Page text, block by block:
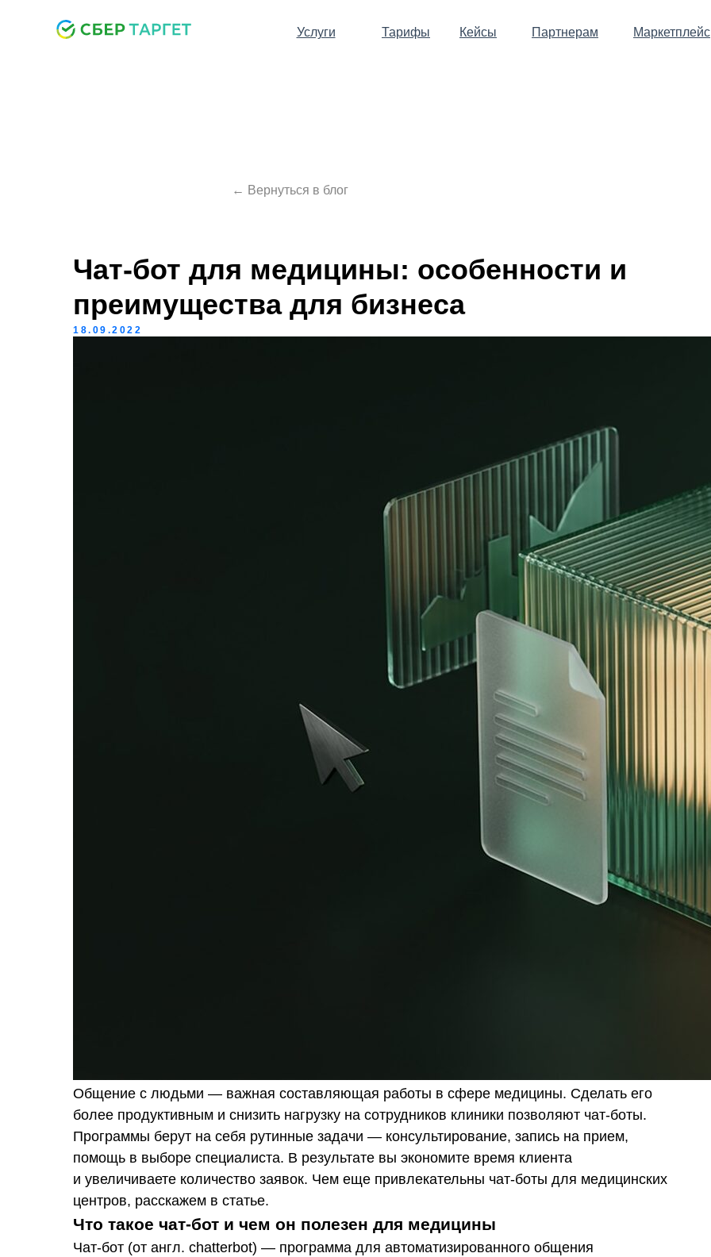
Тарифы Кейсы Партнерам Маркетплейс
Услуги
← Вернуться в блог
Чат-бот для медицины: особенности и
преимущества для бизнеса
18.09.2022
Общение с людьми — важная составляющая работы в сфере медицины. Сделать его
более продуктивным и снизить нагрузку на сотрудников клиники позволяют чат-боты.
Программы берут на себя рутинные задачи — консультирование, запись на прием,
помощь в выборе специалиста. В результате вы экономите время клиента
и увеличиваете количество заявок. Чем еще привлекательны чат-боты для медицинских
центров, расскажем в статье.
Что такое чат-бот и чем он полезен для медицины
Чат-бот (от англ. chatterbot) — программа для автоматизированного общения